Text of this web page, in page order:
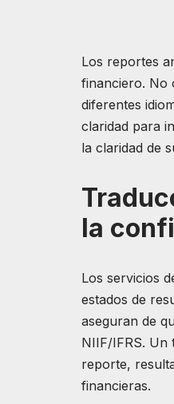
Los reportes
financiero. No
diferentes
claridad para
la claridad de
la
Los servicios
estados de
aseguran de
NIIF/IFRS. Un
reporte,
financieras.